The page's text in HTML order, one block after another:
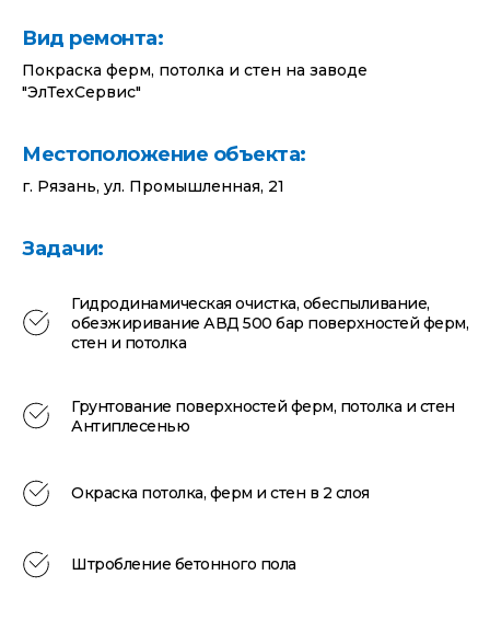
Вид ремонта:
Покраска ферм, потолка и стен на заводе
"ЭлТехСервис"
Местоположение объекта:
г. Рязань, ул. Промышленная, 21
Задачи:
Гидродинамическая очистка, обеспыливание,
обезжиривание АВД 500 бар поверхностей ферм,
стен и потолка
Грунтование поверхностей ферм, потолка и стен
Антиплесенью
Окраска потолка, ферм и стен в 2 слоя
Штробление бетонного пола